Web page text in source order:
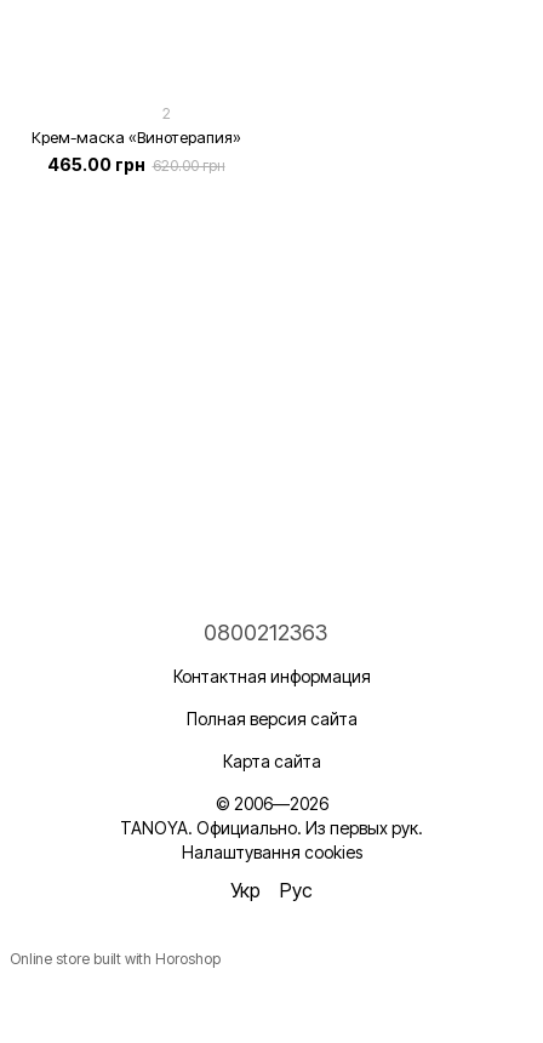
2
Крем-маска «Винотерапия»
465.00 грн 620.00 грн
0800212363
Контактная информация
Полная версия сайта
Карта сайта
© 2006—2026
TANOYA. Официально. Из первых рук.
Налаштування cookies
Укр Рус
Online store built with Horoshop